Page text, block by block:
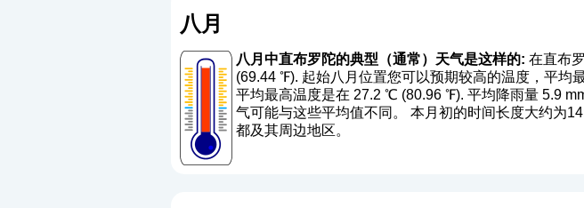
八月
八月中直布罗陀的典型（通常）天气是这样的: 在直布
(69.44 ℉). 起始八月位置您可以预期较高的温度，平均
平均最高温度是在 27.2 ℃ (80.96 ℉). 平均降雨量 5.9
气可能与这些平均值不同。 本月初的时间长度大约为
都及其周边地区。